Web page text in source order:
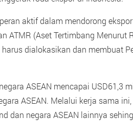
aktif dalam mendorong
(Aset Tertimbang Menurut
dialokasikan dan membuat
ASEAN mencapai USD61,3
ASEAN. Melalui kerja sama
dan negara ASEAN lainnya